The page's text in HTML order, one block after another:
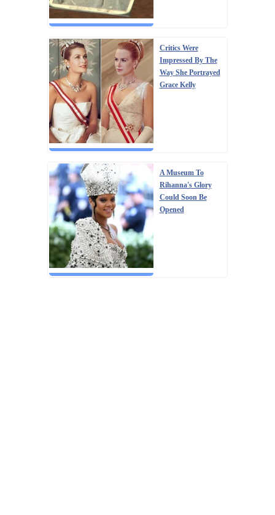
Critics Were
Impressed By The
Way She Portrayed
Grace Kelly
A Museum To
Rihanna's Glory
Could Soon Be
Opened